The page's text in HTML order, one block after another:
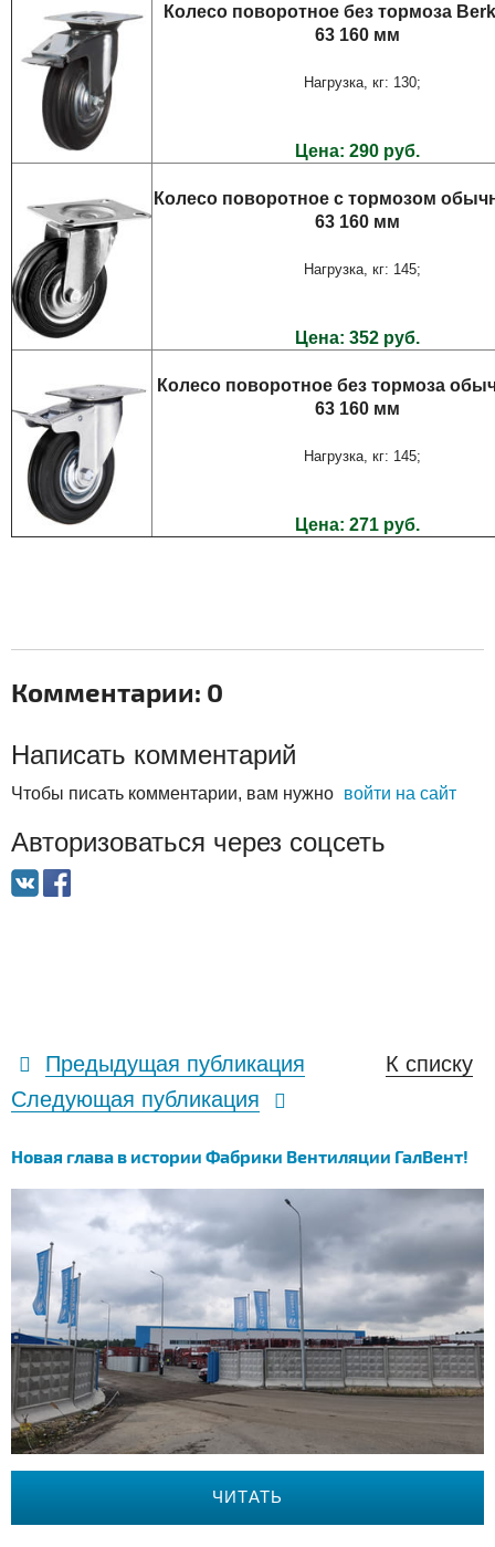
Колесо поворотное без тормоза
63 160 мм
Нагрузка, кг: 130;
Цена: 290 руб.
Колесо поворотное с тормозом
63 160 мм
Нагрузка, кг: 145;
Цена: 352 руб.
Колесо поворотное без тормоза
63 160 мм
Нагрузка, кг: 145;
Цена: 271 руб.
Комментарии: 0
Написать комментарий
Чтобы писать комментарии, вам нужно войти на сайт
Авторизоваться через соцсеть
Предыдущая публикация
К списку
Следующая публикация
Новая глава в истории Фабрики Вентиляции ГалВент!
ЧИТАТЬ